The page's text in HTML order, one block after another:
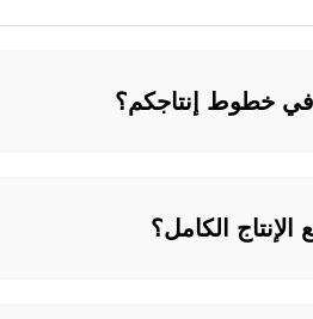
في خطوط إنتاجكم؟
الكامل؟